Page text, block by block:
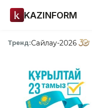
KAZINFORM
Тренд:Сайлау-2026